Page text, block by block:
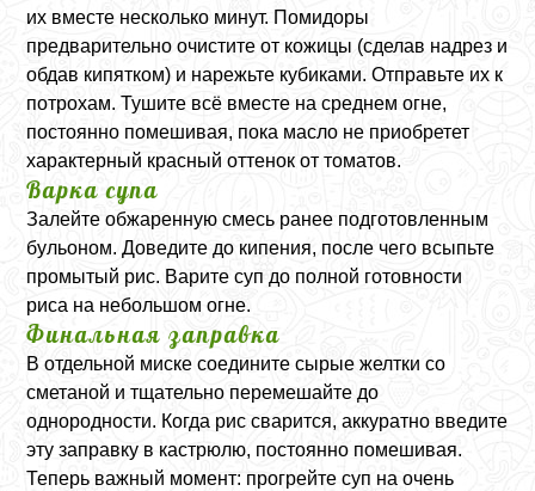
их вместе несколько минут. Помидоры
предварительно очистите от кожицы (сделав надрез и
обдав кипятком) и нарежьте кубиками. Отправьте их к
потрохам. Тушите всё вместе на среднем огне,
постоянно помешивая, пока масло не приобретет
характерный красный оттенок от томатов.
Варка супа
Залейте обжаренную смесь ранее подготовленным
бульоном. Доведите до кипения, после чего всыпьте
промытый рис. Варите суп до полной готовности
риса на небольшом огне.
Финальная заправка
В отдельной миске соедините сырые желтки со
сметаной и тщательно перемешайте до
однородности. Когда рис сварится, аккуратно введите
эту заправку в кастрюлю, постоянно помешивая.
Теперь важный момент: прогрейте суп на очень